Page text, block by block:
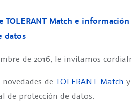
TOLERANT Match e
datos
de 2016, le invitamos
de TOLERANT Match
de protección de datos.